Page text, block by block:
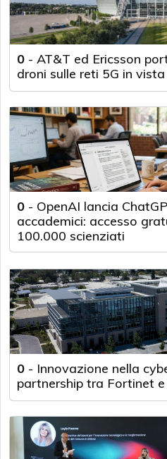
0 - AT&T ed Ericsson
droni sulle reti 5G in
0 - OpenAI lancia
accademici: accesso
100.000 scienziati
0 - Innovazione nella
partnership tra Fortinet